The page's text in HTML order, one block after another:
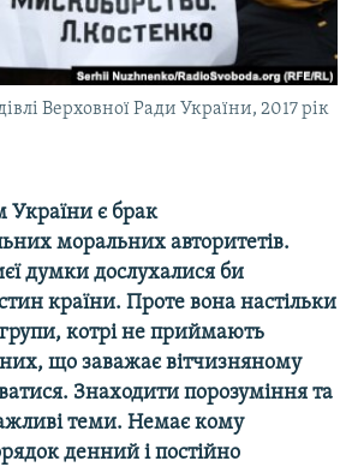
КРИМУ
Верховної Ради України, 2017 рік
України є брак
моральних авторитетів.
думки дослухалися би
країни. Проте вона настільки
групи, котрі не приймають
що заважає вітчизняному
Знаходити порозуміння та
теми. Немає кому
денний і постійно